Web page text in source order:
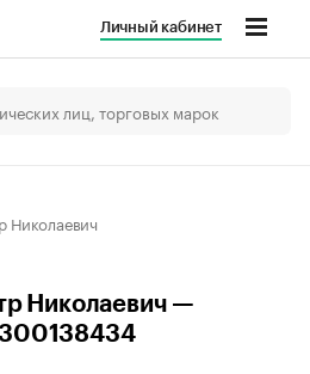
Личный кабинет
Николаевич
Николаевич —